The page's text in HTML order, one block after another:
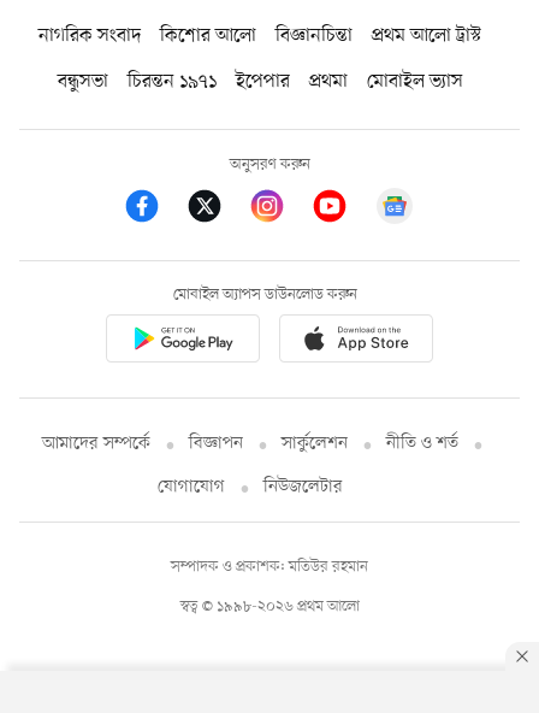
নাগরিক সংবাদ কিশোর আলো বিজ্ঞানচিন্তা
প্রথম আলো ট্রাস্ট
বন্ধুসভা
চিরন্তন ১৯৭১ ইপেপার প্রথমা মোবাইল ভ্যাস
অনুসরণ করুন
মোবাইল অ্যাপস ডাউনলোড করুন
আমাদের সম্পর্কে বিজ্ঞাপন সার্কুলেশন
নীতি ও শর্ত
যোগাযোগ
নিউজলেটার
স্বত্ব © ১৯৯৮-২০২৬ প্রথম আলো
সম্পাদক ও প্রকাশক: মতিউর রহমান